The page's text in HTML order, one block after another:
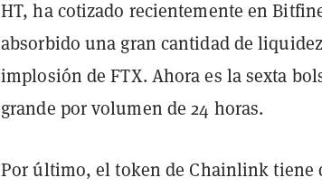
HT, ha cotizado recientemente en
absorbido una gran cantidad de
implosión de FTX. Ahora es la sexta
grande por volumen de 24 horas.
Por último, el token de Chainlink tiene